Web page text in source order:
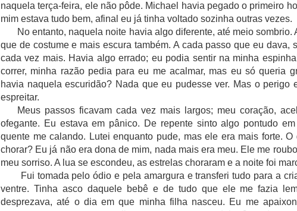
naquela terça-feira, ele não pôde. Michael havia pegado o primeiro
mim estava tudo bem, afinal eu já tinha voltado sozinha outras vezes.
No entanto, naquela noite havia algo diferente, até meio sombrio.
que de costume e mais escura também. A cada passo que eu dava,
cada vez mais. Havia algo errado; eu podia sentir na minha
correr, minha razão pedia para eu me acalmar, mas eu só queria
havia naquela escuridão? Nada que eu pudesse ver. Mas o perigo
espreitar.
Meus passos ficavam cada vez mais largos; meu coração,
ofegante. Eu estava em pânico. De repente sinto algo pontudo
quente me calando. Lutei enquanto pude, mas ele era mais forte.
chorar? Eu já não era dona de mim, nada mais era meu. Ele me
meu sorriso. A lua se escondeu, as estrelas choraram e a noite foi
Fui tomada pelo ódio e pela amargura e transferi tudo para a
ventre. Tinha asco daquele bebê e de tudo que ele me fazia
desprezava, até o dia em que minha filha nasceu. Eu me